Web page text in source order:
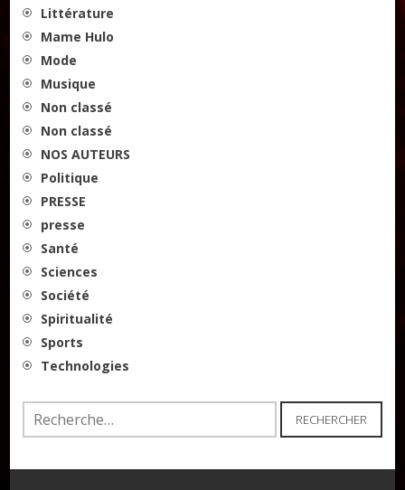
Littérature
Mame Hulo
Mode
Musique
Non classé
Non classé
NOS AUTEURS
Politique
PRESSE
presse
Santé
Sciences
Société
Spiritualité
Sports
Technologies
Rechercher :